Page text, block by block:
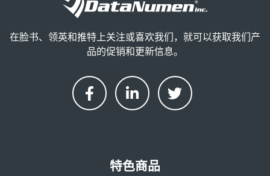
在脸书、领英和推特上关注或喜欢我们，就可以获取我们产
品的促销和更新信息。
特色商品